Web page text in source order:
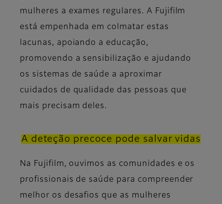
mulheres a exames regulares. A Fujifilm
está empenhada em colmatar estas
lacunas, apoiando a educação,
promovendo a sensibilização e ajudando
os sistemas de saúde a aproximar
cuidados de qualidade das pessoas que
mais precisam deles.
A deteção precoce pode salvar vidas
Na Fujifilm, ouvimos as comunidades e os
profissionais de saúde para compreender
melhor os desafios que as mulheres